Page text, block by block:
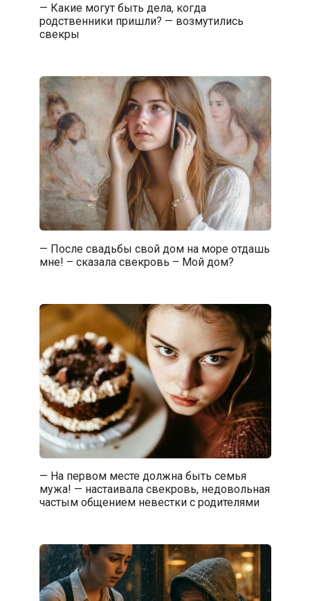
— Какие могут быть дела, когда
родственники пришли? — возмутились
свекры
— После свадьбы свой дом на море отдашь
мне! – сказала свекровь – Мой дом?
— На первом месте должна быть семья
мужа! — настаивала свекровь, недовольная
частым общением невестки с родителями